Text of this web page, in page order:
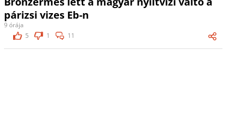
párizsi vizes Eb-n
9 órája
5
1 11